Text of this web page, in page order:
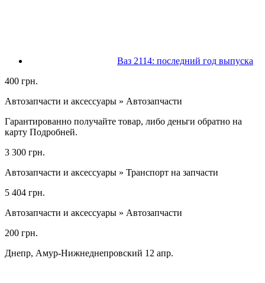
Ваз 2114: последний год выпуска
400 грн.
Автозапчасти и аксессуары » Автозапчасти
Гарантированно получайте товар, либо деньги обратно на
карту Подробней.
3 300 грн.
Автозапчасти и аксессуары » Транспорт на запчасти
5 404 грн.
Автозапчасти и аксессуары » Автозапчасти
200 грн.
Днепр, Амур-Нижнеднепровский 12 апр.